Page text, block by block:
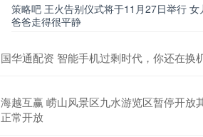
策略吧 王火告别仪式将于11月27日举行 女
爸爸走得很平静
国华通配资 智能手机过剩时代，你还在换
海越互赢 崂山风景区九水游览区暂停开放
正常开放